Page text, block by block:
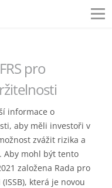
pro
informace o
aby měli investoři v
zvážit rizika a
Aby mohl být tento
založena Rada pro
která je novou